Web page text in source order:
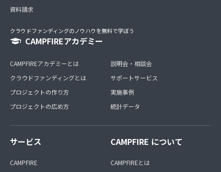
資料請求
クラウドファンディングのノウハウを無料で学ぼう
CAMPFIREアカデミー
CAMPFIREアカデミーとは
クラウドファンディングとは
プロジェクトの作り方
プロジェクトの広め方
説明会・相談会
サポートサービス
実施事例
統計データ
サービス
CAMPFIRE
CAMPFIRE について
CAMPFIREとは